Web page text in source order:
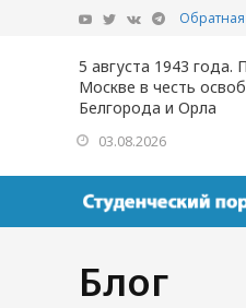
Обратная
5 августа 1943 года.
Москве в честь
Белгорода и Орла
03.08.2026
Блог